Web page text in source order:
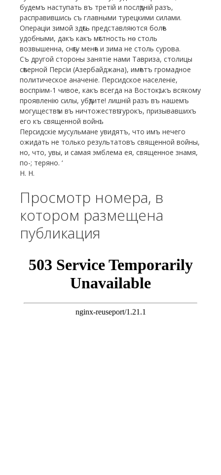
будемъ наступать въ третій и послѣдній разъ,
расправившись съ главными турецкими силами.
Операціи зимой здѣсь представляются болѣе
удобными, дакъ какъ мѣстность нѳ столь
возвышенна, снѣгу менѣе и зима не столь сурова.
Съ другой стороны занятіе нами Тавриза, столицы
сѣверной Персіи (Азербайджана), имѣетъ громадное
политическое аначеніе. Персидское населеніе,
воспріим-1 чивое, какъ всегда на Востокѣ, къ всякому
проявленію силы, убѣдите! лишній разъ въ нашемъ
могуществѣ и въ ничтожествѣ турокъ, призывавшихъ
его къ священной войнѣ.
Персидскіе мусульмане увидятъ, что имъ нечего
ожидать не только результатовъ священной войны,
но, что, увы, и самая эмблема ея, священное знамя,
по-; теряно. ‘
Н. Н.
Просмотр номера, в
котором размещена
публикация